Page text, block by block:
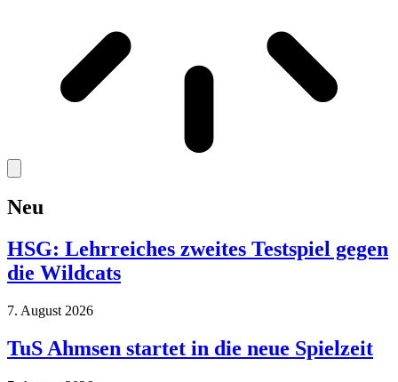
Neu
HSG: Lehrreiches zweites Testspiel gegen
die Wildcats
7. August 2026
TuS Ahmsen startet in die neue Spielzeit